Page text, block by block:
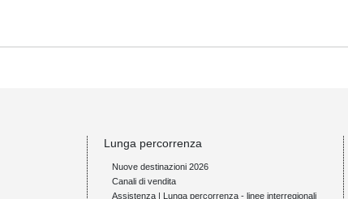
Lunga percorrenza
Nuove destinazioni 2026
Canali di vendita
Assistenza | Lunga percorrenza - linee interregionali